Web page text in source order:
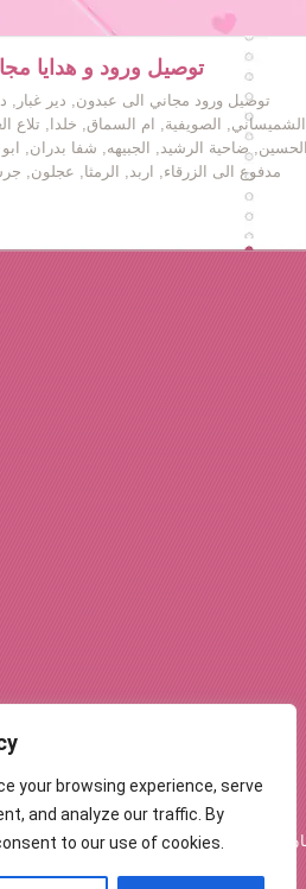
your browsing experience, serve
and analyze our traffic. By
to our use of cookies.
توصيل ورود و هدايا
توصيل ورود مجاني الى عبدون, دير غبار,
الشميساني, الصويفية, ام السماق, خلدا, تلاع
ضاحية الرشيد, الجبيهه, شفا بدران,
مدفوع الى الزرقاء, اربد, الرمثا, عجلون,